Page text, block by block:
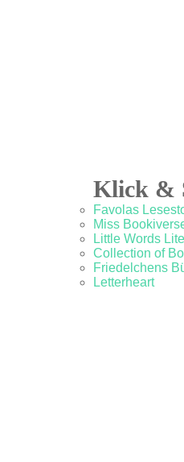
Klick &
Favolas
Miss
Little Words
Collection of
Friedelchens
Letterheart